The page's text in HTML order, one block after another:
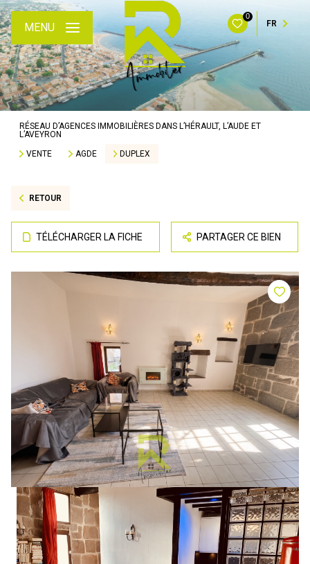
0
FR
MENU
RÉSEAU D’AGENCES IMMOBILIÈRES DANS L’HÉRAULT, L’AUDE ET
L’AVEYRON
VENTE
AGDE DUPLEX
RETOUR
TÉLÉCHARGER LA FICHE PARTAGER CE BIEN